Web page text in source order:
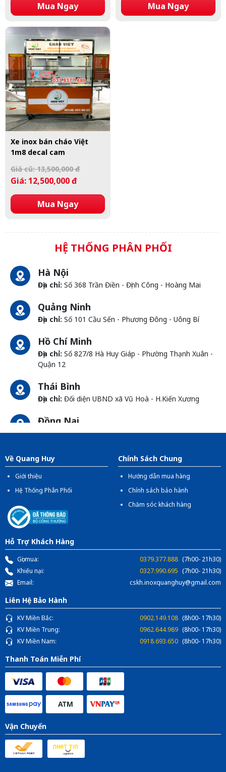
Mua Ngay Mua Ngay
Xe inox bán cháo Việt
1m8 decal cam
Giá cũ: 13,500,000 đ
Giá: 12,500,000 đ
Mua Ngay
HỆ THỐNG PHÂN PHỐI
Hà Nội
Địa chỉ: Số 368 Trần Điền - Định Công - Hoàng Mai
Quảng Ninh
Địa chỉ: Số 101 Cầu Sến - Phương Đông - Uông Bí
Hồ Chí Minh
Địa chỉ: Số 827/8 Hà Huy Giáp - Phường Thạnh Xuân -
Quận 12
Thái Bình
Địa chỉ: Đối diện UBND xã Vũ Hoà - H.Kiến Xương
Đồng Nai
Địa chỉ:1066- QL 51 Tổ 3 - Ấp Đồng - Phước Tân -
Về Quang Huy
Giới thiệu
Hệ Thống Phân Phối
Chính Sách Chung
Hướng dẫn mua hàng
Chính sách bảo hành
Chăm sóc khách hàng
Hỗ Trợ Khách Hàng
Gọi mua: 0379.377.888 (7h00- 21h30)
Khiếu nại:
0327.990.695 (7h00- 21h30)
Email:
cskh.inoxquanghuy@gmail.com
Liên Hệ Bảo Hành
KV Miền Bắc: 0902.149.108 (8h00- 17h30)
KV Miền Trung:
0962.644.989 (8h00- 17h30)
KV Miền Nam:
0918.693.650 (8h00- 17h30)
Thanh Toán Miễn Phí
Vận Chuyển